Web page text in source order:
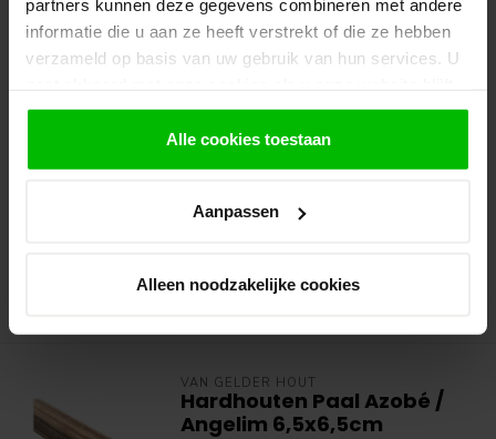
partners kunnen deze gegevens combineren met andere
informatie die u aan ze heeft verstrekt of die ze hebben
verzameld op basis van uw gebruik van hun services. U
gebruiken.
Alle cookies toestaan
Aanpassen
Alleen noodzakelijke cookies
Dikte:
6 cm
Lengte: 100 | 150 | 200 | 275| 305 cm
€6,25
Bekijken
VAN GELDER HOUT
Hardhouten Paal Azobé /
Angelim 6,5x6,5cm